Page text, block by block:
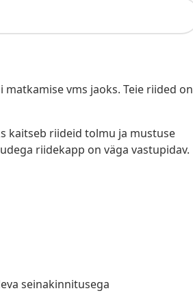
vms jaoks. Teie riided on
kaitseb riideid tolmu ja mustuse
riidekapp on väga vastupidav.
seinakinnitusega